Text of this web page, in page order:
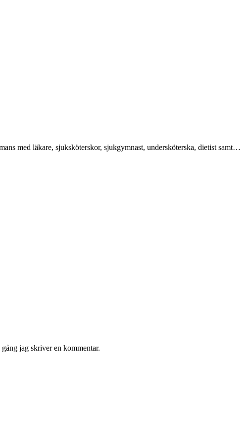
med läkare, sjuksköterskor, sjukgymnast, undersköterska, dietist samt…
jag skriver en kommentar.